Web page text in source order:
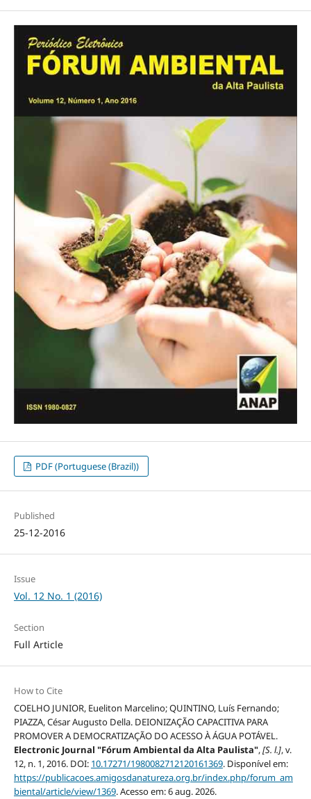
PDF (Portuguese (Brazil))
Published
25-12-2016
Issue
Vol. 12 No. 1 (2016)
Section
Full Article
How to Cite
COELHO JUNIOR, Eueliton Marcelino; QUINTINO, Luís Fernando;
PIAZZA, César Augusto Della. DEIONIZAÇÃO CAPACITIVA PARA
PROMOVER A DEMOCRATIZAÇÃO DO ACESSO À ÁGUA POTÁVEL.
Electronic Journal "Fórum Ambiental da Alta Paulista",[S. l.], v.
12, n. 1, 2016. DOI: 10.17271/1980082712120161369. Disponível em:
https://publicacoes.amigosdanatureza.org.br/index.php/forum_am
biental/article/view/1369. Acesso em: 6 aug. 2026.